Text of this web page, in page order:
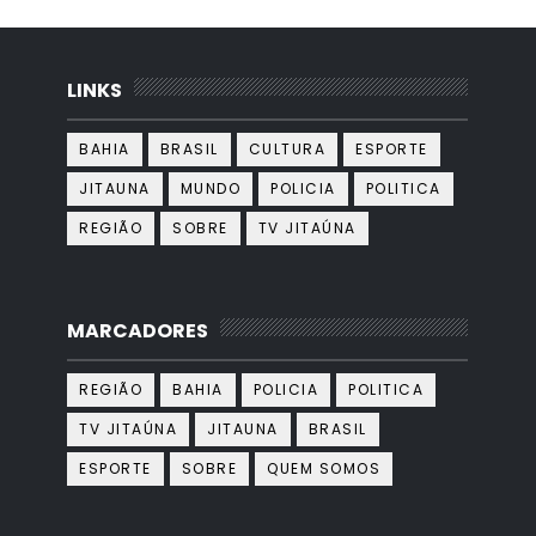
LINKS
BAHIA BRASIL CULTURA
ESPORTE
JITAUNA
MUNDO POLICIA
POLITICA
REGIÃO
SOBRE TV JITAÚNA
MARCADORES
REGIÃO BAHIA POLICIA
POLITICA
TV JITAÚNA
JITAUNA
BRASIL
ESPORTE
SOBRE QUEM SOMOS